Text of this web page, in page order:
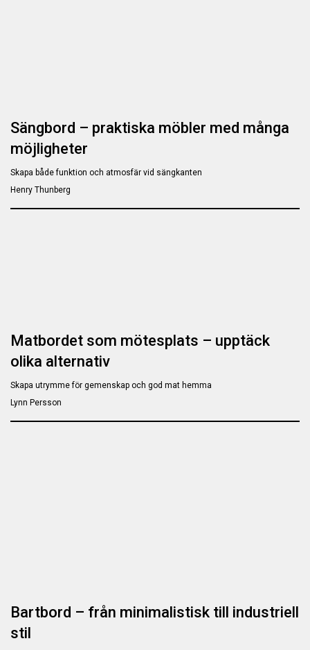
Sängbord – praktiska möbler med många
möjligheter
Skapa både funktion och atmosfär vid sängkanten
Henry Thunberg
Matbordet som mötesplats – upptäck
olika alternativ
Skapa utrymme för gemenskap och god mat hemma
Lynn Persson
Bartbord – från minimalistisk till industriell
stil